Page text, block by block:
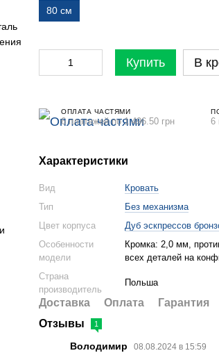
80 см
Купить В
ОПЛАТА ЧАСТЯМИ
6 платежей по 1 496.50 грн 6
Характеристики
Вид
Кровать
Тип
Без механизма
Цвет корпуса
Дуб эскпрессов
Особенности
модели
Кромка: 2,0 мм,
всех деталей на
Страна
производитель
Польша
Доставка Оплата
Гарантия
Отзывы
1
Володимир 08.08.2024 в 15:59